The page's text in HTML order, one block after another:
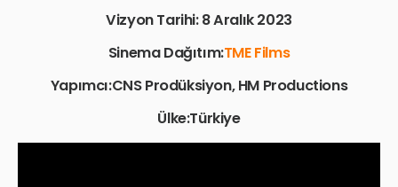
Vizyon Tarihi: 8 Aralık 2023
Sinema Dağıtım:TME Films
Yapımcı:CNS Prodüksiyon, HM Productions
Ülke:Türkiye